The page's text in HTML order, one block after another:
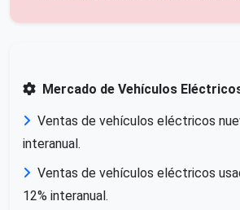
Mercado de Vehículos
Ventas de vehículos eléctricos
interanual.
Ventas de vehículos eléctricos
12% interanual.